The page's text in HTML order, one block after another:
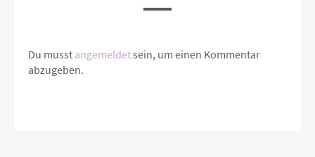
Du musst angemeldetsein, um einen Kommentar
abzugeben.